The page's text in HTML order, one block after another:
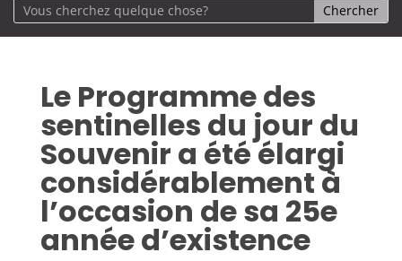
Le Programme des
sentinelles du jour du
Souvenir a été élargi
considérablement à
l’occasion de sa 25e
année d’existence